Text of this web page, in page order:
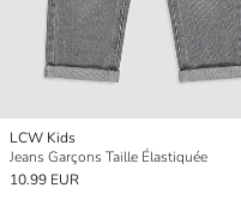
LCW Kids
Jeans Garçons Taille Élastiquée
10.99 EUR